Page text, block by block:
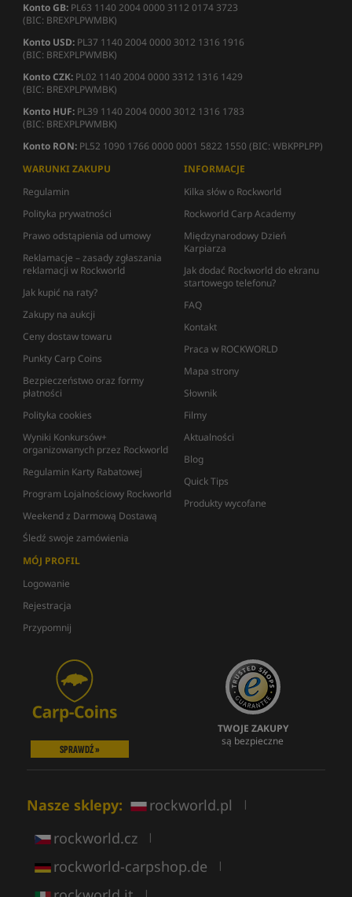
Konto GB: PL63 1140 2004 0000 3112 0174 3723
(BIC: BREXPLPWMBK)
Konto USD: PL37 1140 2004 0000 3012 1316 1916
(BIC: BREXPLPWMBK)
Konto CZK: PL02 1140 2004 0000 3312 1316 1429
(BIC: BREXPLPWMBK)
Konto HUF: PL39 1140 2004 0000 3012 1316 1783
(BIC: BREXPLPWMBK)
Konto RON: PL52 1090 1766 0000 0001 5822 1550 (BIC: WBKPPLPP)
WARUNKI ZAKUPU
Regulamin
Polityka prywatności
Prawo odstąpienia od umowy
Reklamacje – zasady zgłaszania
reklamacji w Rockworld
Jak kupić na raty?
Zakupy na aukcji
Ceny dostaw towaru
Punkty Carp Coins
Bezpieczeństwo oraz formy
płatności
Polityka cookies
Wyniki Konkursów+
organizowanych przez Rockworld
Regulamin Karty Rabatowej
Program Lojalnościowy Rockworld
Weekend z Darmową Dostawą
Śledź swoje zamówienia
INFORMACJE
Kilka słów o Rockworld
Rockworld Carp Academy
Międzynarodowy Dzień
Karpiarza
Jak dodać Rockworld do ekranu
startowego telefonu?
FAQ
Kontakt
Praca w ROCKWORLD
Mapa strony
Słownik
Filmy
Aktualności
Blog
Quick Tips
Produkty wycofane
MÓJ PROFIL
Logowanie
Rejestracja
Przypomnij
SPRAWDŹ »
TWOJE ZAKUPY
są bezpieczne
Nasze sklepy: rockworld.pl |
rockworld.cz |
rockworld-carpshop.de |
|